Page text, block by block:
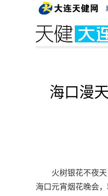
海口漫
火树银花不夜
海口元宵烟花晚会